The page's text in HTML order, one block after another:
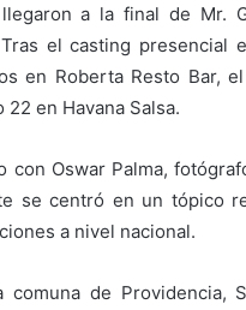
a la final de Mr.
el casting presencial
en Roberta Resto Bar,
en Havana Salsa.
Oswar Palma,
se centró en un tópico
a nivel nacional.
de Providencia,